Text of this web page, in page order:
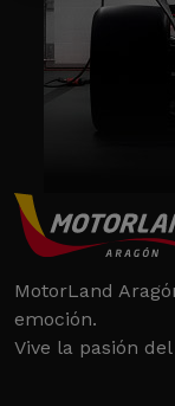
MotorLand
emoción.
Vive la pasión